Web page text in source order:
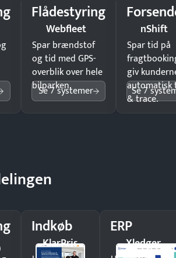
Flådestyring
Webfleet
Spar brændstof
og tid med GPS-
overblik over hele
bilparken.
Se 7 systemer
nShift
Spar tid på
giv
automatisk
& trace.
Se 7
Indkøb
KlarPris
ERP
Xledger